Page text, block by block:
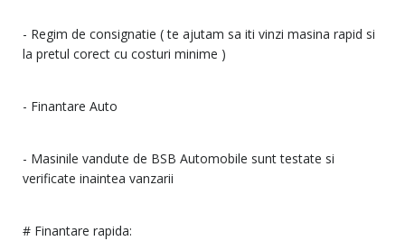
- Regim de consignatie ( te ajutam sa iti vinzi masina rapid si
la pretul corect cu costuri minime )
- Finantare Auto
- Masinile vandute de BSB Automobile sunt testate si
verificate inaintea vanzarii
# Finantare rapida: